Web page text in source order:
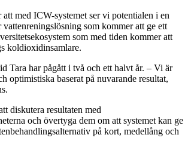
med ICW-systemet ser vi potentialen i en
som kommer att ge ett
som med tiden kommer att
koldioxidinsamlare.
Tara har pågått i två och ett halvt år. – Vi är
optimistiska baserat på nuvarande resultat,
diskutera resultaten med
och övertyga dem om att systemet kan ge
på kort, medellång och